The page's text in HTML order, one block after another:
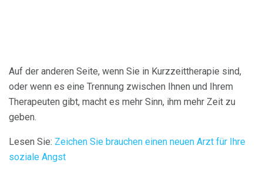
Auf der anderen Seite, wenn Sie in Kurzzeittherapie sind,
oder wenn es eine Trennung zwischen Ihnen und Ihrem
Therapeuten gibt, macht es mehr Sinn, ihm mehr Zeit zu
geben.
Lesen Sie: Zeichen Sie brauchen einen neuen Arzt für Ihre
soziale Angst